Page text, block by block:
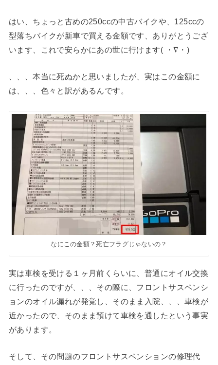
はい、ちょっと古めの250ccの中古バイクや、125ccの
型落ちバイクが新車で買える金額です、ありがとうござ
います、これで安らかにあの世に行けます( ・∇・)
、、、本当に死ぬかと思いましたが、実はこの金額に
は、、、色々と訳があるんです。
なにこの金額？死亡フラグじゃないの？
実は車検を受ける１ヶ月前くらいに、普通にオイル交換
に行ったのですが、、、その際に、フロントサスペンシ
ョンのオイル漏れが発覚し、そのまま入院、、、車検が
近かったので、そのまま預けて車検を通したという事実
があります。
そして、その問題のフロントサスペンションの修理代